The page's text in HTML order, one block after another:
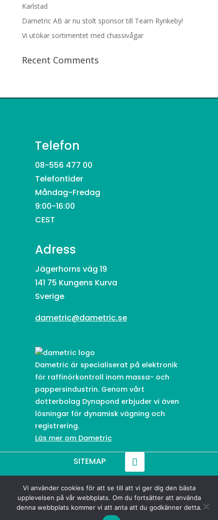
Karlstad
Dametric AB är nu stolt sponsor till Team Rynkeby!
Vi utökar sortimentet med chassivågar
Recent Comments
Telefon
08-556 477 00
Telefontider
Måndag-Fredag
9:00-16:00
CEST
Adress
Jägerhorns väg 19
141 75 Kungens Kurva
Sverige
dametric@dametric.se
Dametric är specialiserat på elektronik
för raffinörkontroll inom massa- och
pappersindustrin. Genom vårt
dotterbolag Dynapond erbjuder vi även
lösningar för dynamisk vägning och
registrering.
Läs mer om Dametric
SITEMAP
© 2021-2026 Dametric
Vi använder cookies för att se till att vi ger dig den bästa
upplevelsen på vår webbplats. Om du fortsätter att använda
denna webbplats kommer vi att anta att du godkänner detta.